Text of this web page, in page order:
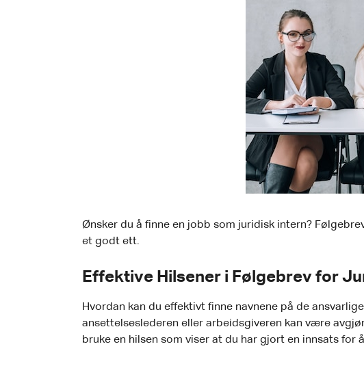
Ønsker du å finne en jobb som juridisk intern?
et godt ett.
Effektive Hilsener i Følgebrev for
Hvordan kan du effektivt finne navnene på de
ansettelseslederen eller arbeidsgiveren kan være
bruke en hilsen som viser at du har gjort en innsats